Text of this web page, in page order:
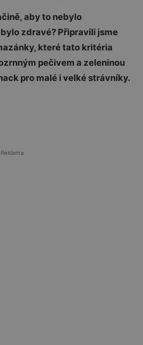
aby to nebylo
zdravé? Připravili jsme
které tato kritéria
pečivem a zeleninou
pro malé i velké strávníky.
Reklama